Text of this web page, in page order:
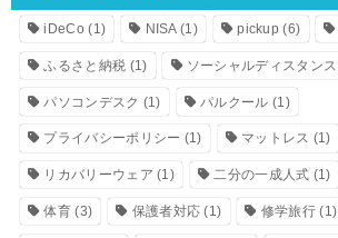
iDeCo (1) NISA(1) pickup (6)
ふるさと納税 (1) ソーシャルディスタンス
パソコンデスク (1) パルクール (1)
プライバシーポリシー (1) マットレス (1)
リカバリーウェア (1) 二分の一成人式 (1)
体育 (3) 保護者対応 (1) 修学旅行(1)